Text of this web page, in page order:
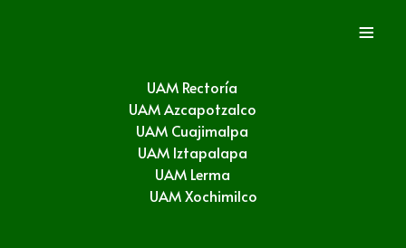
≡
UAM Rectoría
UAM Azcapotzalco
UAM Cuajimalpa
UAM Iztapalapa
UAM Lerma
UAM Xochimilco